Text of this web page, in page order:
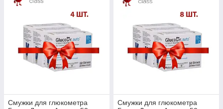
Смужки для глюкометра
Смужки для глюкометра